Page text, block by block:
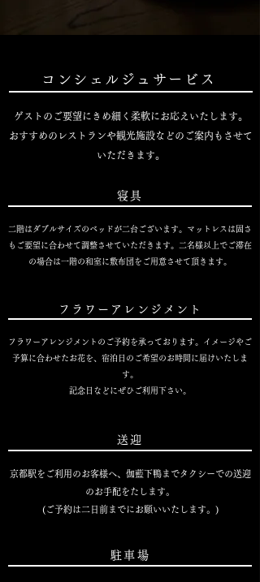
コンシェルジュサービス
ゲストのご要望にきめ細く柔軟にお応えいたします。
おすすめのレストランや観光施設などのご案内もさせて
いただきます。
寝具
二階はダブルサイズのベッドが二台ございます。マットレスは固さ
もご要望に合わせて調整させていただきます。二名様以上でご滞在
の場合は一階の和室に敷布団をご用意させて頂きます。
フラワーアレンジメント
フラワーアレンジメントのご予約を承っております。イメージやご
予算に合わせたお花を、宿泊日のご希望のお時間に届けいたしま
す。
記念日などにぜひご利用下さい。
送迎
京都駅をご利用のお客様へ、伽藍下鴨までタクシーでの送迎
のお手配をたします。
(ご予約は二日前までにお願いいたします。)
駐車場